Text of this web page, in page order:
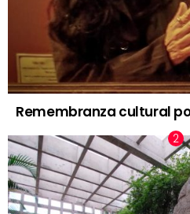
Remembranza cultural